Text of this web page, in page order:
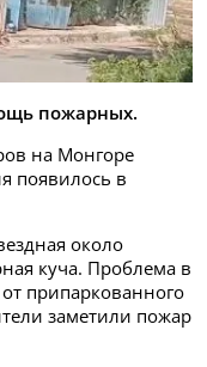
пожарных.
на Монгоре
появилось в
около
куча. Проблема в
припаркованного
заметили пожар